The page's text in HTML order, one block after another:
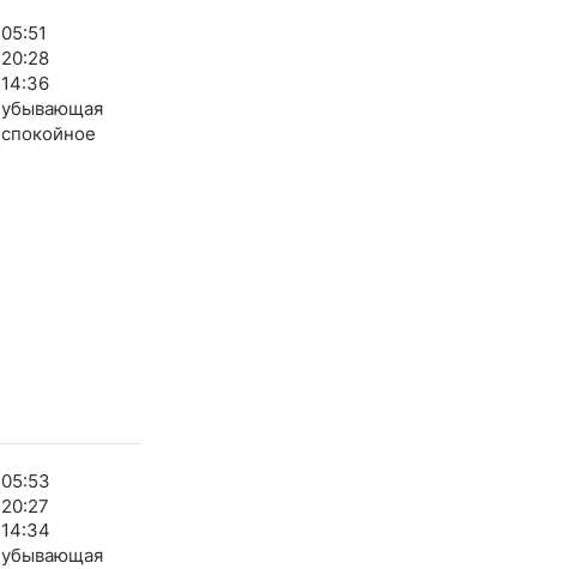
05:51
20:28
14:36
убывающая
спокойное
05:53
20:27
14:34
убывающая